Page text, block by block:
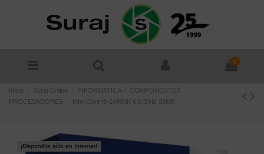
0
Inicio Suraj Online INFORMATICA
COMPONENTES
PROCESADORES
Intel Core i9-14900K 6.0 GHz 36MB
¡Disponible sólo en Internet!